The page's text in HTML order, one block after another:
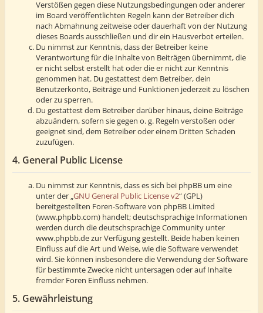
Verstößen gegen diese Nutzungsbedingungen oder anderer
im Board veröffentlichten Regeln kann der Betreiber dich
nach Abmahnung zeitweise oder dauerhaft von der Nutzung
dieses Boards ausschließen und dir ein Hausverbot erteilen.
Du nimmst zur Kenntnis, dass der Betreiber keine
Verantwortung für die Inhalte von Beiträgen übernimmt, die
er nicht selbst erstellt hat oder die er nicht zur Kenntnis
genommen hat. Du gestattest dem Betreiber, dein
Benutzerkonto, Beiträge und Funktionen jederzeit zu löschen
oder zu sperren.
Du gestattest dem Betreiber darüber hinaus, deine Beiträge
abzuändern, sofern sie gegen o. g. Regeln verstoßen oder
geeignet sind, dem Betreiber oder einem Dritten Schaden
zuzufügen.
4. General Public License
Du nimmst zur Kenntnis, dass es sich bei phpBB um eine
unter der „GNU General Public License v2“ (GPL)
bereitgestellten Foren-Software von phpBB Limited
(www.phpbb.com) handelt; deutschsprachige Informationen
werden durch die deutschsprachige Community unter
www.phpbb.de zur Verfügung gestellt. Beide haben keinen
Einfluss auf die Art und Weise, wie die Software verwendet
wird. Sie können insbesondere die Verwendung der Software
für bestimmte Zwecke nicht untersagen oder auf Inhalte
fremder Foren Einfluss nehmen.
5. Gewährleistung